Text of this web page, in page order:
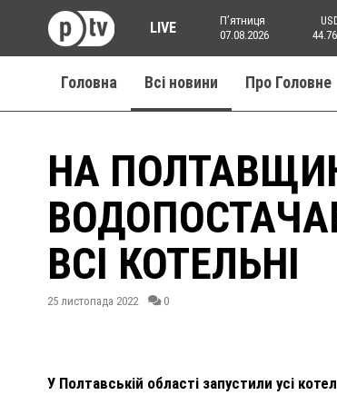
LIVE
Пʼятниця
07.08.2026
Головна Всі новини Про Головне
НА
ВСІ КОТЕЛЬНІ
25 листопада 2022 0
У Полтавській області запустили усі